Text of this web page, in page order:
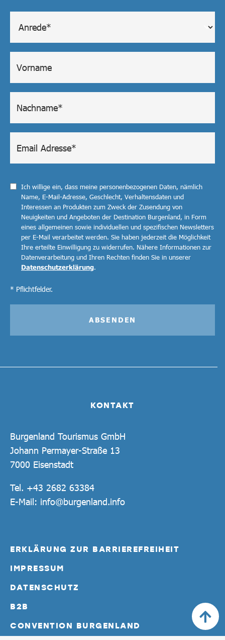
KONTAKT
Burgenland Tourismus GmbH
Johann Permayer-Straße 13
7000 Eisenstadt
Tel. +43 2682 63384
E-Mail: info@burgenland.info
ERKLÄRUNG ZUR BARRIEREFREIHEIT
IMPRESSUM
DATENSCHUTZ
B2B
CONVENTION BURGENLAND
Ich willige ein, dass meine personenbezogenen Daten, nämlich
Name, E-Mail-Adresse, Geschlecht, Verhaltensdaten und
Interessen an Produkten zum Zweck der Zusendung von
Neuigkeiten und Angeboten der Destination Burgenland, in Form
eines allgemeinen sowie individuellen und spezifischen Newsletters
per E-Mail verarbeitet werden. Sie haben jederzeit die Möglichkeit
Ihre erteilte Einwilligung zu widerrufen. Nähere Informationen zur
Datenverarbeitung und Ihren Rechten finden Sie in unserer
Datenschutzerklärung.
* Pflichtfelder.
ABSENDEN